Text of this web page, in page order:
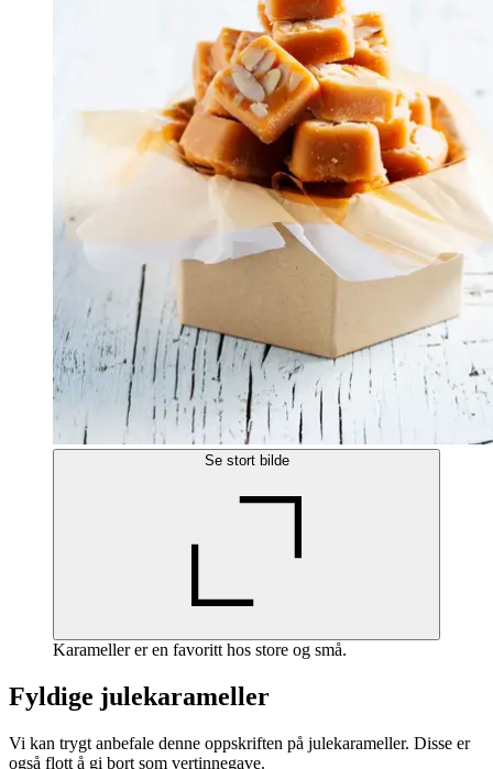
Se stort bilde
Karameller er en favoritt hos store og små.
Fyldige julekarameller
Vi kan trygt anbefale denne oppskriften på julekarameller. Disse er
også flott å gi bort som vertinnegave.